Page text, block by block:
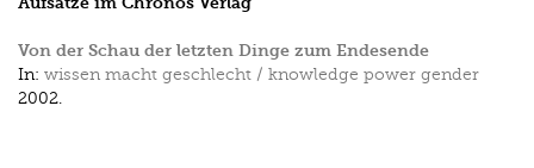
Von der Schau der letzten Dinge zum Endesende
In: wissen macht geschlecht / knowledge power gender
2002.